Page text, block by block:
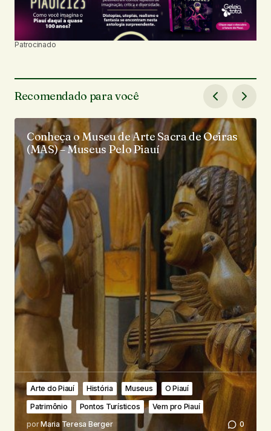
Patrocinado
Recomendado para você
Conheça o Museu de Arte Sacra de Oeiras
(MAS) – Museus Pelo Piauí
Arte do Piauí História Museus
O Piauí
Patrimônio
Pontos Turísticos
Vem pro Piauí
porMaria Teresa Berger 0